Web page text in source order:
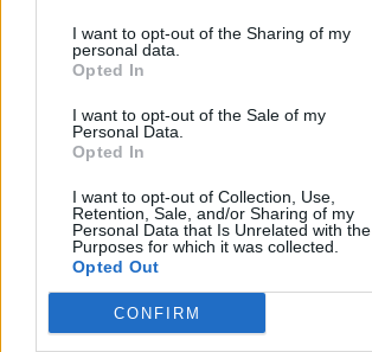
I want to opt-out of the Sharing of my
personal data.
Opted In
I want to opt-out of the Sale of my
Personal Data.
Opted In
I want to opt-out of Collection, Use,
Retention, Sale, and/or Sharing of my
Personal Data that Is Unrelated with the
Purposes for which it was collected.
Opted Out
CONFIRM
Paroles + Traduction Téléchargement
Commentaires
Dire «merci» pour cette traduction